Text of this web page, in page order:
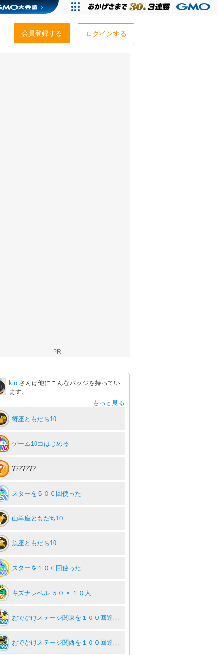
会員登録する ログインする
PR
kio さんは他にこんなバッジを持ってい
ます。
もっと見る
蟹座ともだち10
ゲーム10コはじめる
???????
スターを５００回使った
山羊座ともだち10
魚座ともだち10
スターを１００回使った
キズナレベル ５０ × １０人
おでかけステージ関東を１００回達成度１００％
おでかけステージ関西を１００回達成度１００％